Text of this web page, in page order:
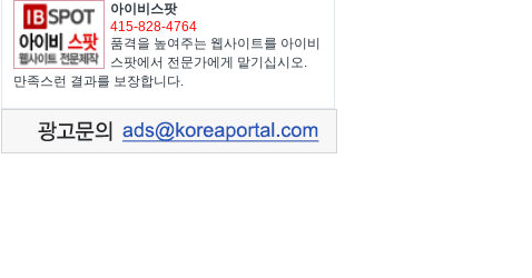
아이비스팟
415-828-4764
품격을 높여주는 웹사이트를 아이비
스팟에서 전문가에게 맡기십시오.
만족스런 결과를 보장합니다.